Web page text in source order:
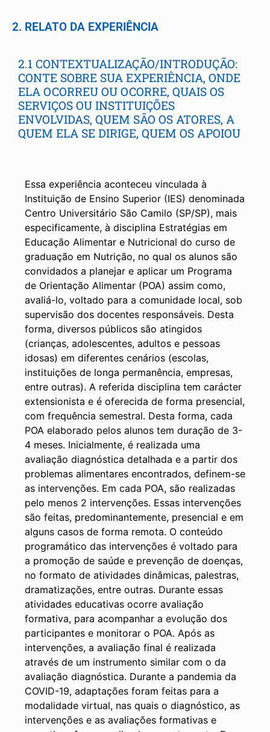
2. RELATO DA EXPERIÊNCIA
2.1 CONTEXTUALIZAÇÃO/INTRODUÇÃO:
CONTE SOBRE SUA EXPERIÊNCIA, ONDE
ELA OCORREU OU OCORRE, QUAIS OS
SERVIÇOS OU INSTITUIÇÕES
ENVOLVIDAS, QUEM SÃO OS ATORES, A
QUEM ELA SE DIRIGE, QUEM OS APOIOU
Essa experiência aconteceu vinculada à
Instituição de Ensino Superior (IES) denominada
Centro Universitário São Camilo (SP/SP), mais
especificamente, à disciplina Estratégias em
Educação Alimentar e Nutricional do curso de
graduação em Nutrição, no qual os alunos são
convidados a planejar e aplicar um Programa
de Orientação Alimentar (POA) assim como,
avaliá-lo, voltado para a comunidade local, sob
supervisão dos docentes responsáveis. Desta
forma, diversos públicos são atingidos
(crianças, adolescentes, adultos e pessoas
idosas) em diferentes cenários (escolas,
instituições de longa permanência, empresas,
entre outras). A referida disciplina tem carácter
extensionista e é oferecida de forma presencial,
com frequência semestral. Desta forma, cada
POA elaborado pelos alunos tem duração de 3-
4 meses. Inicialmente, é realizada uma
avaliação diagnóstica detalhada e a partir dos
problemas alimentares encontrados, definem-se
as intervenções. Em cada POA, são realizadas
pelo menos 2 intervenções. Essas intervenções
são feitas, predominantemente, presencial e em
alguns casos de forma remota. O conteúdo
programático das intervenções é voltado para
a promoção de saúde e prevenção de doenças,
no formato de atividades dinâmicas, palestras,
dramatizações, entre outras. Durante essas
atividades educativas ocorre avaliação
formativa, para acompanhar a evolução dos
participantes e monitorar o POA. Após as
intervenções, a avaliação final é realizada
através de um instrumento similar com o da
avaliação diagnóstica. Durante a pandemia da
COVID-19, adaptações foram feitas para a
modalidade virtual, nas quais o diagnóstico, as
intervenções e as avaliações formativas e